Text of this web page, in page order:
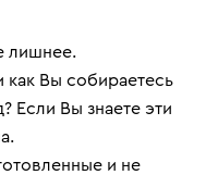
лишнее.
как Вы собираетесь
Если Вы знаете эти
и не